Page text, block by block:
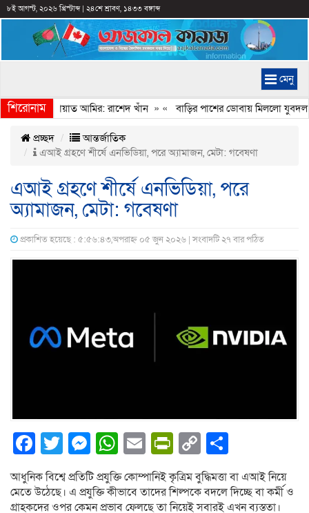
৮ই আগস্ট, ২০২৬ খ্রিস্টাব্দ| ২৪শে শ্রাবণ, ১৪৩৩ বঙ্গাব্দ
মেনু
শিরোনাম
করেন জামায়াত আমির: রাশেদ খাঁন » « বাড়ির পাশের ডোবায় মিললো যুবদল
প্রচ্ছদ
আন্তর্জাতিক
এআই গ্রহণে শীর্ষে এনভিডিয়া, পরে অ্যামাজন, মেটা: গবেষণা
এআই গ্রহণে শীর্ষে এনভিডিয়া, পরে
অ্যামাজন, মেটা: গবেষণা
প্রকাশিত হয়েছে : ৫:৫৬:৪৩,অপরাহ্ন ০৫ জুন ২০২৬ | সংবাদটি ২৭ বার পঠিত
Facebook
Twitter
Messenger
WhatsApp
EmailPrintFriendly
Copy
Link
আধুনিক বিশ্বে প্রতিটি প্রযুক্তি কোম্পানিই কৃত্রিম বুদ্ধিমত্তা বা এআই নিয়ে
মেতে উঠেছে। এ প্রযুক্তি কীভাবে তাদের শিল্পকে বদলে দিচ্ছে বা কর্মী ও
গ্রাহকদের ওপর কেমন প্রভাব ফেলছে তা নিয়েই সবারই এখন ব্যস্ততা।